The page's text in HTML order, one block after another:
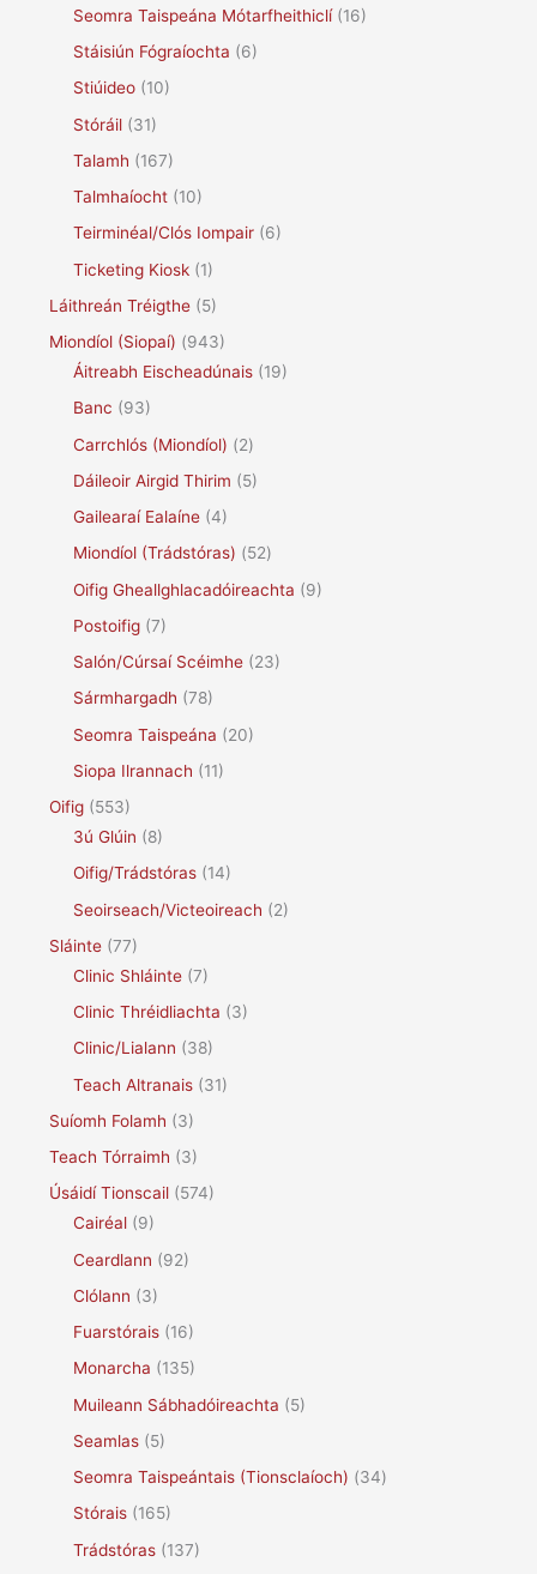
Seomra Taispeána Mótarfheithiclí(16)
Stáisiún Fógraíochta (6)
Stiúideo (10)
Stóráil (31)
Talamh (167)
Talmhaíocht (10)
Teirminéal/Clós Iompair (6)
Ticketing Kiosk (1)
Láithreán Tréigthe (5)
Miondíol (Siopaí) (943)
Áitreabh Eischeadúnais (19)
Banc (93)
Carrchlós (Miondíol) (2)
Dáileoir Airgid Thirim (5)
Gailearaí Ealaíne (4)
Miondíol (Trádstóras) (52)
Oifig Gheallghlacadóireachta (9)
Postoifig (7)
Salón/Cúrsaí Scéimhe (23)
Sármhargadh (78)
Seomra Taispeána (20)
Siopa Ilrannach (11)
Oifig (553)
3ú Glúin (8)
Oifig/Trádstóras (14)
Seoirseach/Victeoireach (2)
Sláinte (77)
Clinic Shláinte (7)
Clinic Thréidliachta (3)
Clinic/Lialann (38)
Teach Altranais (31)
Suíomh Folamh (3)
Teach Tórraimh (3)
Úsáidí Tionscail (574)
Cairéal (9)
Ceardlann (92)
Clólann (3)
Fuarstórais (16)
Monarcha (135)
Muileann Sábhadóireachta (5)
Seamlas (5)
Seomra Taispeántais (Tionsclaíoch) (34)
Stórais (165)
Trádstóras (137)